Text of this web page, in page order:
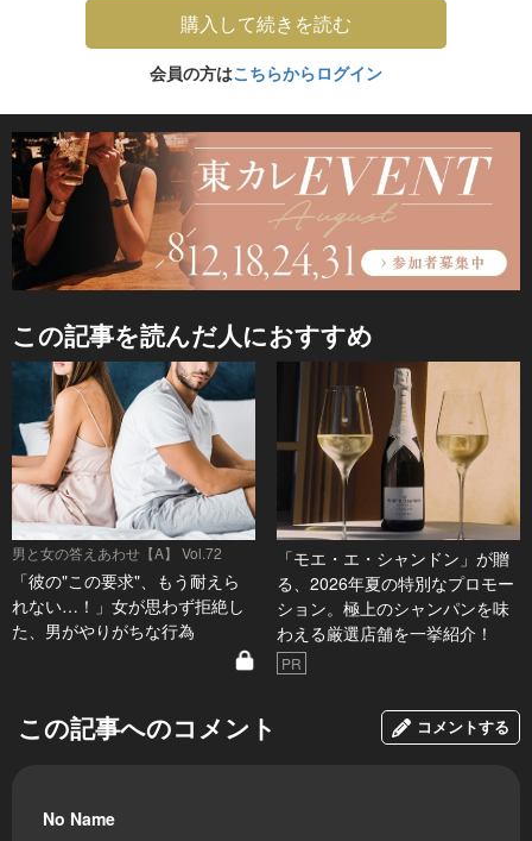
購入して続きを読む
会員の方はこちらからログイン
この記事を読んだ人におすすめ
男と女の答えあわせ【A】 Vol.72
「彼の"この要求"、もう耐えら
れない…！」女が思わず拒絶し
た、男がやりがちな行為
「モエ・エ・シャンドン」が贈
る、2026年夏の特別なプロモー
ション。極上のシャンパンを味
わえる厳選店舗を一挙紹介！
PR
この記事へのコメント コメントする
No Name